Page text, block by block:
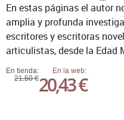
En tienda:
21,50 €
En la web:
20,43 €
En estas páginas el autor
amplia y profunda
escritores y escritoras
articulistas, desde la Edad